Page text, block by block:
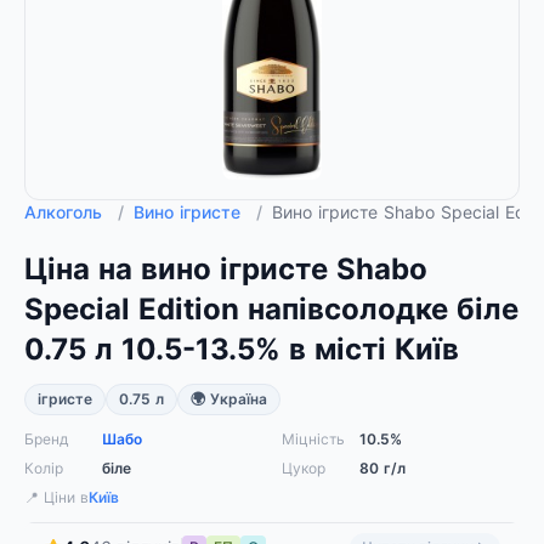
Алкоголь / Вино ігристе / Вино ігристе Shabo Special
Ціна на вино ігристе Shabo
Special Edition напівсолодке біле
0.75 л 10.5-13.5% в місті Київ
ігристе 0.75 л 🌍 Україна
Бренд Шабо Міцність
10.5%
Колір
біле Цукор
80 г/л
📍 Ціни вКиїв